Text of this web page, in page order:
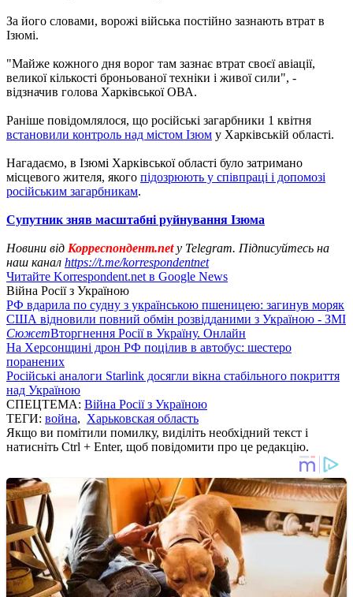
За його словами, ворожі війська постійно зазнають втрат в
Ізюмі.
"Майже кожного дня ворог там зазнає втрат своєї авіації,
великої кількості броньованої техніки і живої сили", -
відзначив голова Харківської ОВА.
Раніше повідомлялося, що російські загарбники 1 квітня
встановили контроль над містом Ізюм у Харківській області.
Нагадаємо, в Ізюмі Харківської області було затримано
місцевого жителя, якого підозрюють у співпраці і допомозі
російським загарбникам.
Супутник зняв масштабні руйнування Ізюма
Новини від Корреспондент.netу Telegram. Підписуйтесь на
наш канал https://t.me/korrespondentnet
Читайте Korrespondent.net в Google News
Війна Росії з Україною
РФ вдарила по судну з українською пшеницею: загинув моряк
США відновили повний обмін розвідданими з Україною - ЗМІ
СюжетВторгнення Росії в Україну. Онлайн
На Херсонщині дрон РФ поцілив в автобус: шестеро
поранених
Російські аналоги Starlink досягли вікна стабільного покриття
над Україною
СПЕЦТЕМА: Війна Росії з Україною
ТЕГИ: война, Харьковская область
Якщо ви помітили помилку, виділіть необхідний текст і
натисніть Ctrl + Enter, щоб повідомити про це редакцію.